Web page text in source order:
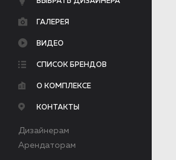
ГАЛЕРЕЯ
ВИДЕО
СПИСОК БРЕНДОВ
О КОМПЛЕКСЕ
КОНТАКТЫ
Дизайнерам
Арендаторам